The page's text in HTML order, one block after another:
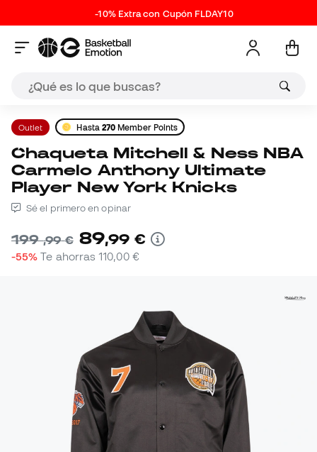
-10% Extra con Cupón FLDAY10
Outlet Hasta 270 Member Points
Chaqueta Mitchell & Ness NBA
Carmelo Anthony Ultimate
Player New York Knicks
Sé el primero en opinar
199,99 € 89,99 €
-55% Te ahorras110,00 €